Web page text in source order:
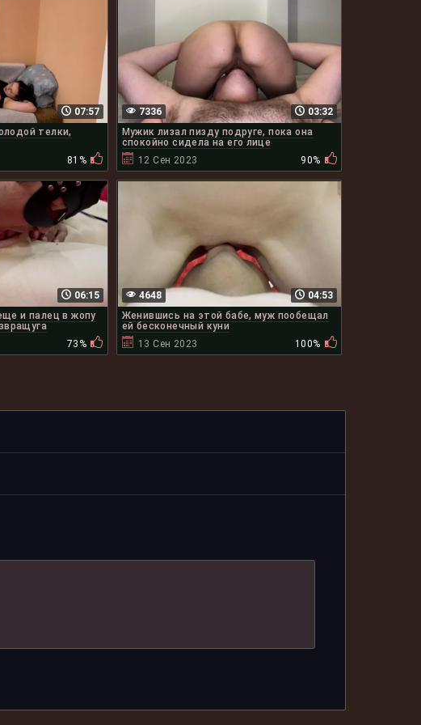
07:57
телки,
81%
03:32
7336
Мужик лизал пизду подруге, пока она
спокойно сидела на его лице
12 Сен 2023
90%
06:15
и палец в жопу
73%
04:53
4648
Женившись на этой бабе, муж пообещал
ей бесконечный куни
13 Сен 2023
100%